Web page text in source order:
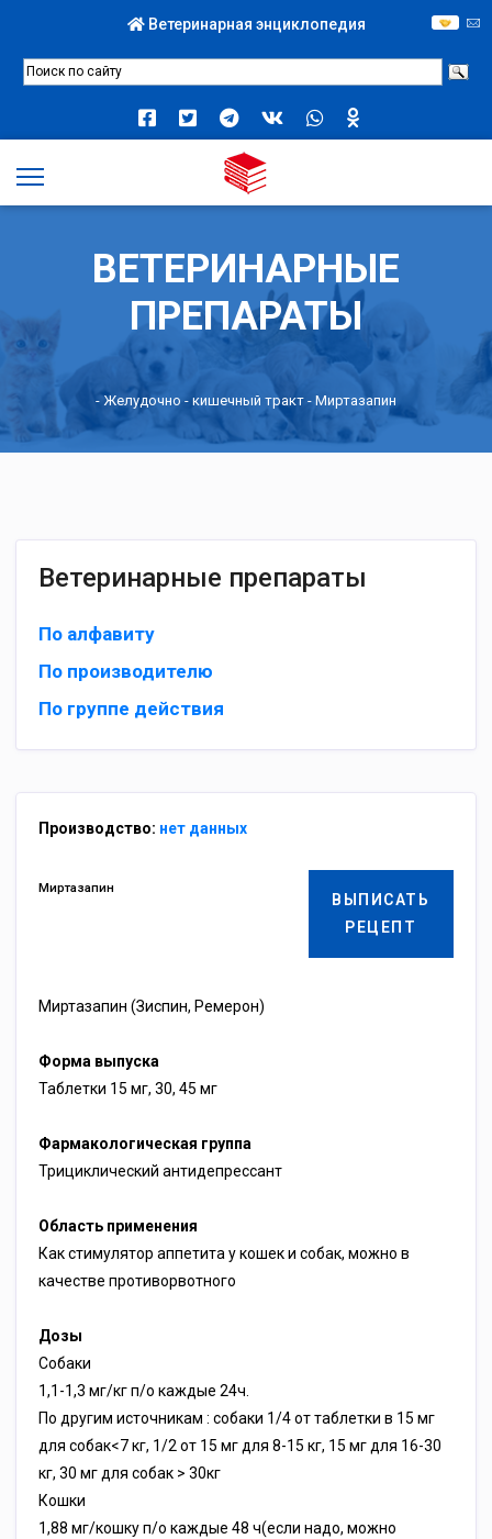
Ветеринарная энциклопедия
ВЕТЕРИНАРНЫЕ
ПРЕПАРАТЫ
-Желудочно - кишечный тракт - Миртазапин
Ветеринарные препараты
По алфавиту
По производителю
По группе действия
Производство: нет данных
ВЫПИСАТЬ
РЕЦЕПТ
Миртазапин
Миртазапин (Зиспин, Ремерон)
Форма выпуска
Таблетки 15 мг, 30, 45 мг
Фармакологическая группа
Трициклический антидепрессант
Область применения
Как стимулятор аппетита у кошек и собак, можно в
качестве противорвотного
Дозы
Собаки
1,1-1,3 мг/кг п/о каждые 24ч.
По другим источникам : собаки 1/4 от таблетки в 15 мг
для собак<7 кг, 1/2 от 15 мг для 8-15 кг, 15 мг для 16-30
кг, 30 мг для собак > 30кг
Кошки
1,88 мг/кошку п/о каждые 48 ч(если надо, можно